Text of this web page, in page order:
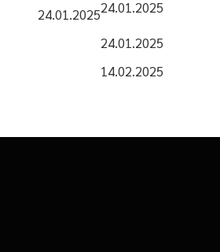
24.01.2025
24.01.2025
24.01.2025
14.02.2025